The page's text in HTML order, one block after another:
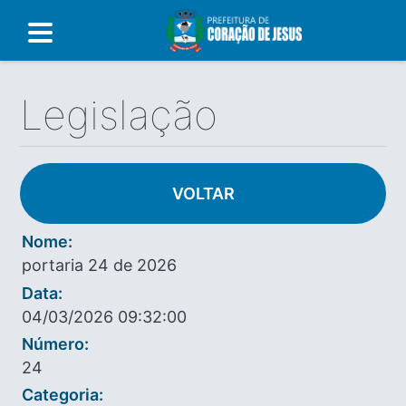
Legislação
VOLTAR
Nome:
portaria 24 de 2026
Data:
04/03/2026 09:32:00
Número:
24
Categoria: